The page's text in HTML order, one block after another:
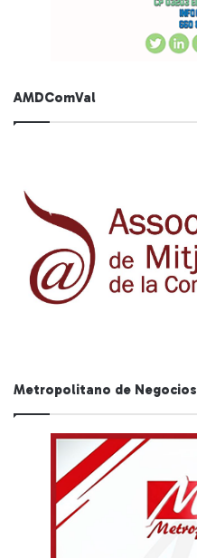
AMDComVal
Metropolitano de Negocios